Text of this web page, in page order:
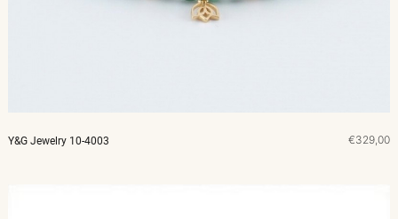
Y&G Jewelry 10-4003 €329,00